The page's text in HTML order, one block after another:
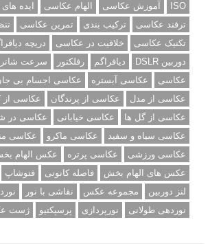
ISO آموزش عکاسی الهام عکاسی ایده
ترفند عکاسی
ترکیب بندی تمرین عکاسی
تکنیک عکاسی
خلاقیت در عکاسی
دریچه
دوربین DSLR
دیافراگم رفلکتور سرعت شاتر
عکاسی
عکاسی آبستره
عکاسی اجسام بی
عکاسی از مدل
عکاسی از پرندگان
عکاسی از
عکاسی از گل ها
عکاسی خیابانی
عکاسی در
عکاسی سیاه و سفید
عکاسی ماکرو
عکاسی
عکاسی ورزشی
عکاسی پرتره
عکس الهام
عکس های الهام بخش
فاصله کانونی فتوشاپ
لنز دوربین
مجموعه عکس نقاشی با نور
نوردهی طولانی
نورپردازی پرسپکتیو ژست